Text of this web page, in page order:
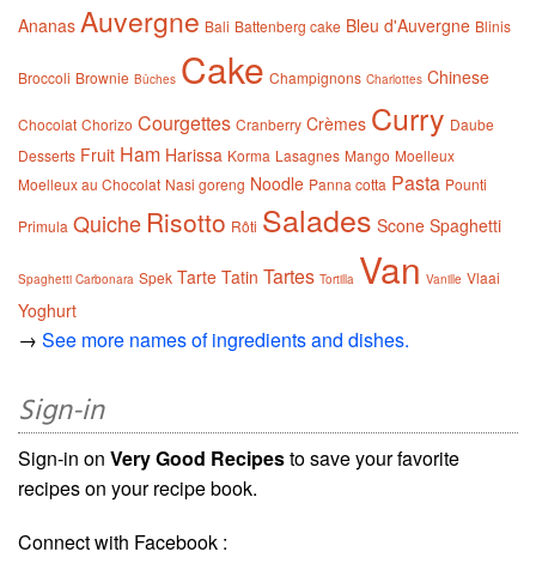
Ananas Auvergne Bali Battenberg cake Bleu d'Auvergne Blinis
Broccoli Brownie Bûches Cake Champignons Charlottes Chinese
Chocolat Chorizo Courgettes Cranberry Crèmes Curry Daube
Desserts Fruit Ham Harissa Korma Lasagnes Mango Moelleux
Moelleux au Chocolat Nasi goreng Noodle Panna cotta Pasta Pounti
Primula Quiche Risotto Rôti Salades Scone Spaghetti
Spaghetti Carbonara Spek Tarte Tatin Tartes Tortilla Van Vanille Vlaai
Yoghurt
→ See more names of ingredients and dishes.
Sign-in
Sign-in on Very Good Recipesto save your favorite
recipes on your recipe book.
Connect with Facebook :